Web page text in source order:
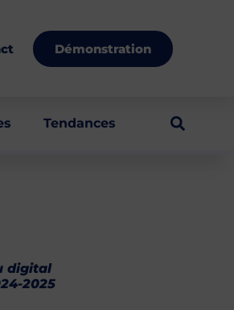
Démonstration
Tendances
digital
2025